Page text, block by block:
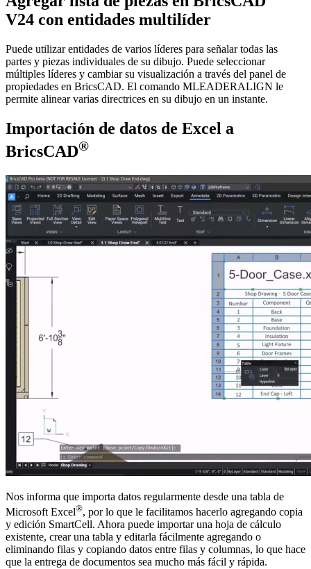
V24 con entidades multilíder
Puede utilizar entidades de varios líderes para señalar todas las
partes y piezas individuales de su dibujo. Puede seleccionar
múltiples líderes y cambiar su visualización a través del panel de
propiedades en BricsCAD. El comando MLEADERALIGN le
permite alinear varias directrices en su dibujo en un instante.
Importación de datos de Excel a
BricsCAD®
Nos informa que importa datos regularmente desde una tabla de
Microsoft Excel®, por lo que le facilitamos hacerlo agregando copia
y edición SmartCell. Ahora puede importar una hoja de cálculo
existente, crear una tabla y editarla fácilmente agregando o
eliminando filas y copiando datos entre filas y columnas, lo que hace
que la entrega de documentos sea mucho más fácil y rápida.